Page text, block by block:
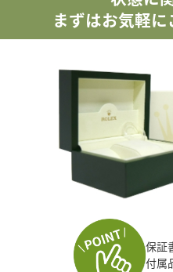
まずはお気軽に
保証
付属